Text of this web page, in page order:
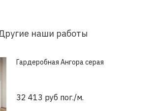
наши работы
Гардеробная Ангора серая
32 413 руб пог./м.